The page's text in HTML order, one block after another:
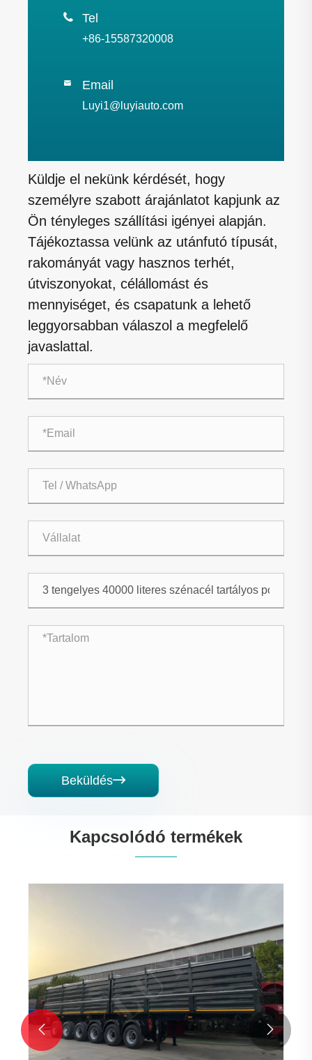
 Tel
+86-15587320008
 Email
Luyi1@luyiauto.com
Küldje el nekünk kérdését, hogy
személyre szabott árajánlatot kapjunk az
Ön tényleges szállítási igényei alapján.
Tájékoztassa velünk az utánfutó típusát,
rakományát vagy hasznos terhét,
útviszonyokat, célállomást és
mennyiséget, és csapatunk a lehető
leggyorsabban válaszol a megfelelő
javaslattal.
Beküldés
Kapcsolódó termékek
 